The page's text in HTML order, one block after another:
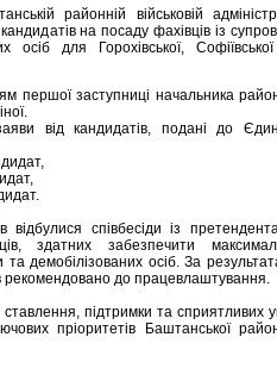
районній військовій
на посаду фахівців із
осіб для Горохівської,
першої заступниці начальника
від кандидатів, подані до
відбулися співбесіди із
здатних забезпечити
демобілізованих осіб. За
рекомендовано до працевлаштування.
підтримки та сприятливих
пріоритетів Баштанської